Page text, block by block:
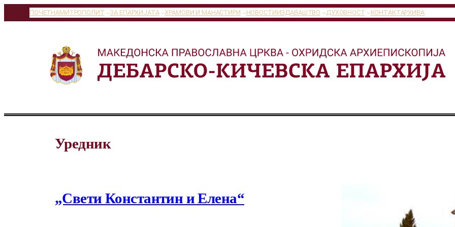
на
ПОЧЕТНАМИТРОПОЛИТ ЗА ЕПАРХИЈАТА ХРАМОВИ И МАНАСТИРИ НОВОСТИИЗДАВАШТВО ДУХОВНОСТ КОНТАКТАРХИВА
Уредник
„Свети Константин и Елена“